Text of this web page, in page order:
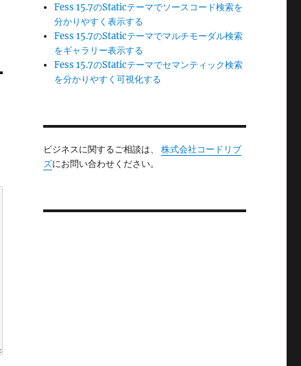
Fess 15.7のStaticテーマでソースコード検索を
分かりやすく表示する
Fess 15.7のStaticテーマでマルチモーダル検索
をギャラリー表示する
Fess 15.7のStaticテーマでセマンティック検索
を分かりやすく可視化する
ビジネスに関するご相談は、 株式会社コードリブ
ズにお問い合わせください。